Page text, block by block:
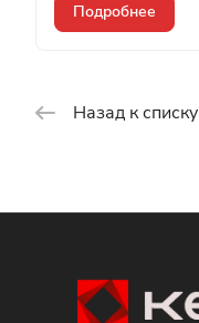
Подробнее
Назад к списку